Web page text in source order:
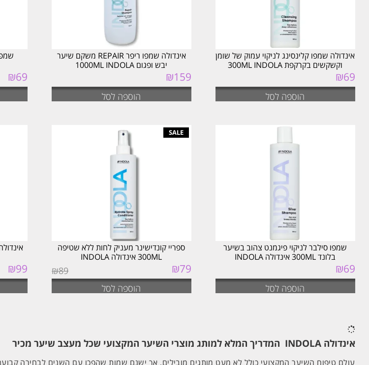
אינדולה שמפו קלינסינג לניקוי עמוק של שומן
וקשקשים בקרקפת 300ML INDOLA
₪69
הוספה לסל
אינדולה שמפו ריפר REPAIR משקם שיער
יבש ופגום 1000ML INDOLA
₪159
הוספה לסל
₪69
שמפו סילבר לניקוי פיגמנט צהוב בשיער
בלונד 300ML אינדולה INDOLA
₪69
הוספה לסל
ספריי קונדישינר מעניק לחות ללא שטיפה
300ML אינדולה INDOLA
₪89
המחיר
המקורי
₪89.
₪79
הנוכחי
₪79.
הוספה לסל
₪99
אינדולה INDOLA המדריך המלא למותג מוצרי השיער המקצועי שכל מעצב שיער מכיר